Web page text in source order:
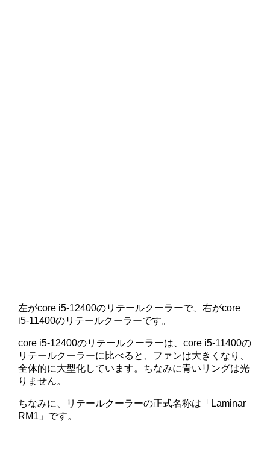
左がcore i5-12400のリテールクーラーで、右がcore
i5-11400のリテールクーラーです。
core i5-12400のリテールクーラーは、core i5-11400の
リテールクーラーに比べると、ファンは大きくなり、
全体的に大型化しています。ちなみに青いリングは光
りません。
ちなみに、リテールクーラーの正式名称は「Laminar
RM1」です。